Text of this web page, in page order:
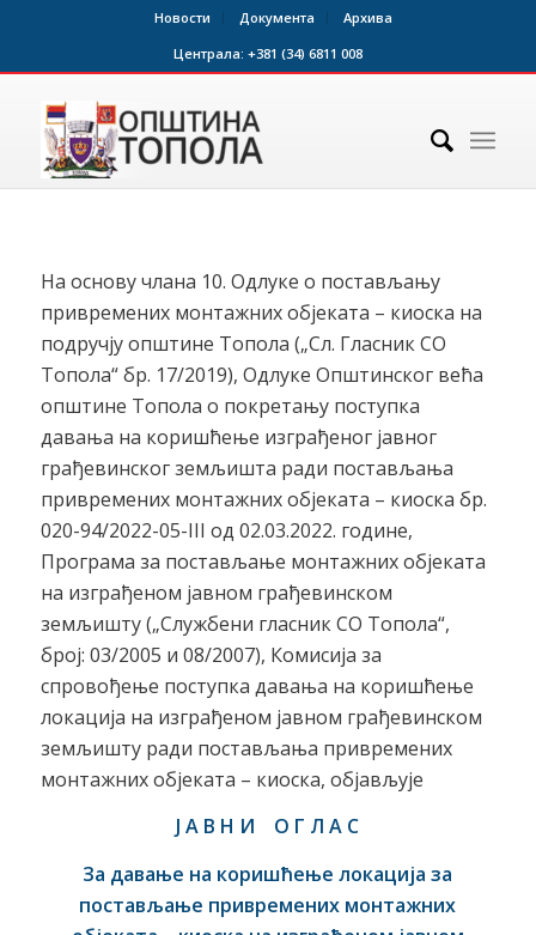
Новости Документа
Архива
Централа: +381 (34) 6811 008
На основу члана 10. Одлуке о постављању
привремених монтажних објеката – киоска на
подручју општине Топола („Сл. Гласник СО
Топола“ бр. 17/2019), Одлуке Општинског већа
општине Топола о покретању поступка
давања на коришћење изграђеног јавног
грађевинског земљишта ради постављања
привремених монтажних објеката – киоска бр.
020-94/2022-05-III од 02.03.2022. године,
Програма за постављање монтажних објеката
на изграђеном јавном грађевинском
земљишту („Службени гласник СО Топола“,
број: 03/2005 и 08/2007), Комисија за
спровођење поступка давања на коришћење
локација на изграђеном јавном грађевинском
земљишту ради постављања привремених
монтажних објеката – киоска, објављује
Ј А В Н И О Г Л А С
За давање на коришћење локација за
постављање привремених монтажних